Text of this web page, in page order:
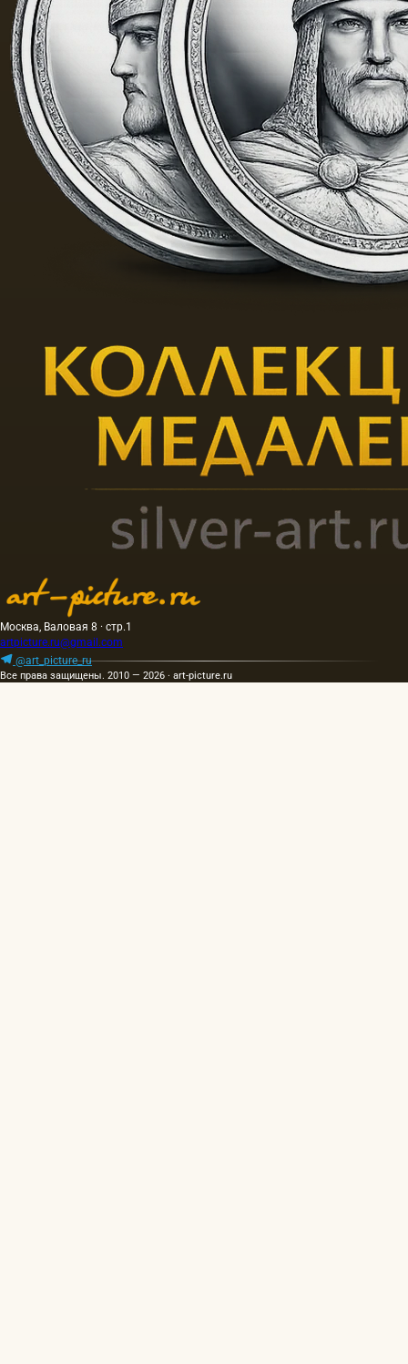
Москва, Валовая 8 · стр.1
artpicture.ru@gmail.com
@art_picture_ru
Все права защищены. 2010 — 2026 · art-picture.ru